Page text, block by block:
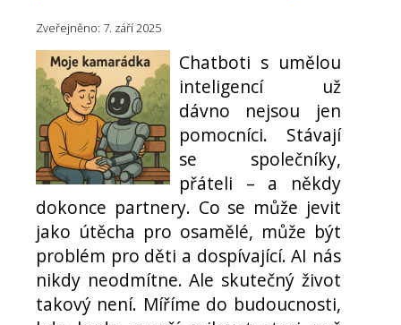
Zveřejněno: 7. září 2025
Chatboti s umělou
inteligencí už
dávno nejsou jen
pomocníci. Stávají
se společníky,
přáteli – a někdy
dokonce partnery. Co se může jevit
jako útěcha pro osamělé, může být
problém pro děti a dospívající. AI nás
nikdy neodmítne. Ale skutečný život
takový není. Míříme do budoucnosti,